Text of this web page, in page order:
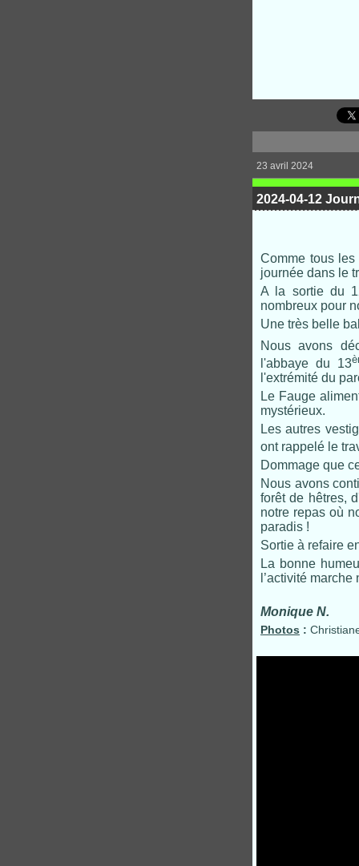
23 avril 2024
2024-04-12
Comme tous
journée dans le
A la sortie du
nombreux pour
Une très belle
Nous avons
l'abbaye du 13
l'extrémité du
Le Fauge
mystérieux.
Les autres
ont rappelé le
Dommage que
Nous avons
forêt de hêtres,
notre repas où
paradis !
Sortie à refaire
La bonne
l’activité
Monique N.
Photos :